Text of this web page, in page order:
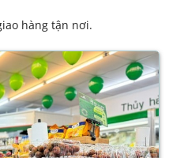
hàng tận nơi.